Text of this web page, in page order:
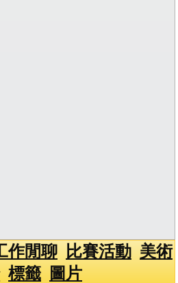
作閒聊 比賽活動 美術
標籤 圖片